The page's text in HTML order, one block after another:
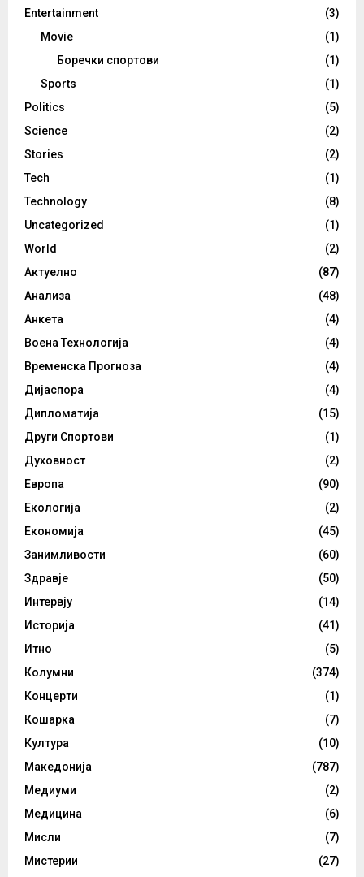
Entertainment
(3)
Movie
(1)
Боречки спортови
(1)
Sports
(1)
Politics
(5)
Science
(2)
Stories
(2)
Tech
(1)
Technology
(8)
Uncategorized
(1)
World
(2)
Актуелно
(87)
Анализа
(48)
Анкета
(4)
Воена Технологија
(4)
Временска Прогноза
(4)
Дијаспора
(4)
Дипломатија
(15)
Други Спортови
(1)
Духовност
(2)
Европа
(90)
Екологија
(2)
Економија
(45)
Занимливости
(60)
Здравје
(50)
Интервју
(14)
Историја
(41)
Итно
(5)
Колумни
(374)
Концерти
(1)
Кошарка
(7)
Култура
(10)
Македонија
(787)
Медиуми
(2)
Медицина
(6)
Мисли
(7)
Мистерии
(27)